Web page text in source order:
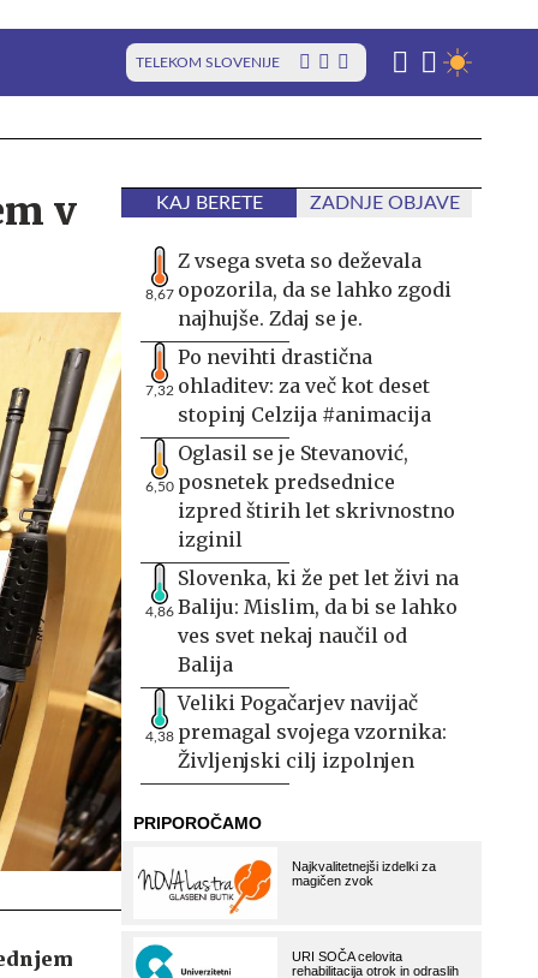
TELEKOM SLOVENIJE
v
KAJ BERETE ZADNJE OBJAVE
8,67
Z vsega sveta so deževala
opozorila, da se lahko zgodi
najhujše. Zdaj se je.
7,32
Po nevihti drastična
ohladitev: za več kot deset
stopinj Celzija #animacija
6,50
Oglasil se je Stevanović,
posnetek predsednice
izpred štirih let skrivnostno
izginil
4,86
Slovenka, ki že pet let živi na
Baliju: Mislim, da bi se lahko
ves svet nekaj naučil od
Balija
4,38
Veliki Pogačarjev navijač
premagal svojega vzornika:
Življenjski cilj izpolnjen